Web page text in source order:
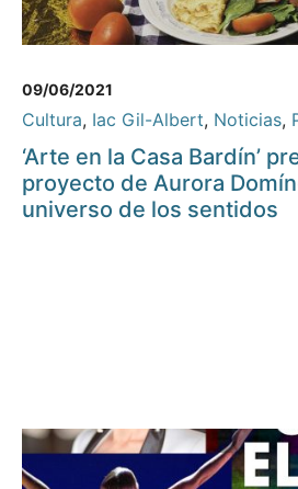
09/06/2021
Cultura, Iac Gil-Albert, Noticias,
‘Arte en la Casa Bardín’
proyecto de Aurora
universo de los sentidos